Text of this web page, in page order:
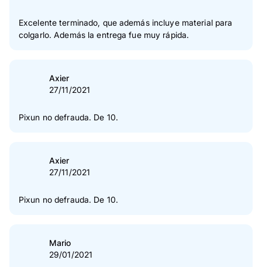
Excelente terminado, que además incluye material para
colgarlo. Además la entrega fue muy rápida.
Axier
27/11/2021
Pixun no defrauda. De 10.
Axier
27/11/2021
Pixun no defrauda. De 10.
Mario
29/01/2021